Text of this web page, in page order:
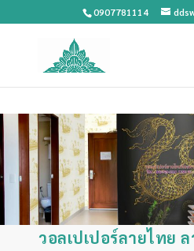
0907781114
วอลเปเปอร์ลายไทย